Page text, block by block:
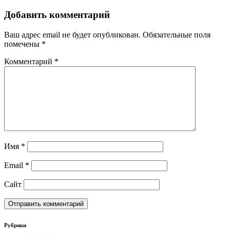
Добавить комментарий
Ваш адрес email не будет опубликован. Обязательные поля
помечены *
Комментарий *
Имя *
Email *
Сайт
Рубрики